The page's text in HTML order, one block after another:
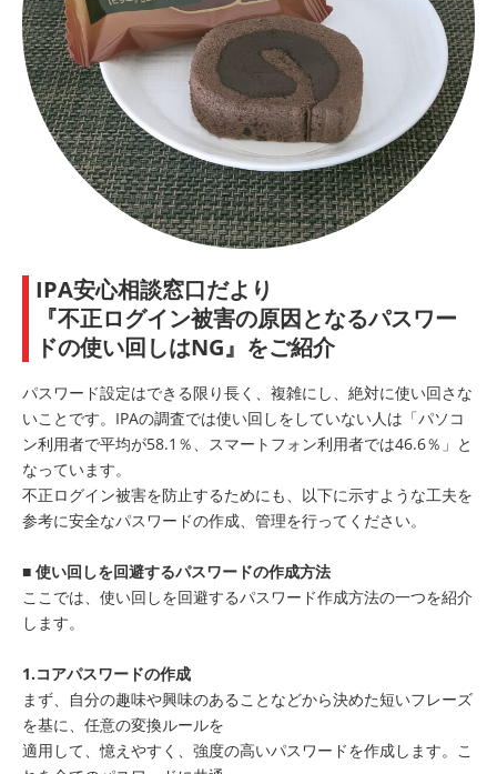
IPA安心相談窓口だより
『不正ログイン被害の原因となるパスワー
ドの使い回しはNG』をご紹介
パスワード設定はできる限り⾧く、複雑にし、絶対に使い回さな
いことです。IPAの調査では使い回しをしていない人は「パソコ
ン利用者で平均が58.1％、スマートフォン利用者では46.6％」と
なっています。
不正ログイン被害を防止するためにも、以下に示すような工夫を
参考に安全なパスワードの作成、管理を行ってください。
■ 使い回しを回避するパスワードの作成方法
ここでは、使い回しを回避するパスワード作成方法の一つを紹介
します。
1.コアパスワードの作成
まず、自分の趣味や興味のあることなどから決めた短いフレーズ
を基に、任意の変換ルールを
適用して、憶えやすく、強度の高いパスワードを作成します。こ